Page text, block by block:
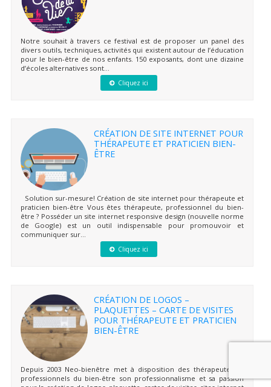
Notre souhait à travers ce festival est de proposer un panel des
divers outils, techniques, activités qui existent autour de l’éducation
pour le bien-être de nos enfants. 150 exposants, dont une dizaine
d’écoles alternatives sont...
Cliquez ici
CRÉATION DE SITE INTERNET POUR
THÉRAPEUTE ET PRATICIEN BIEN-
ÊTRE
Solution sur-mesure! Création de site internet pour thérapeute et
praticien bien-être Vous êtes thérapeute, professionnel du bien-
être ? Posséder un site internet responsive design (nouvelle norme
de Google) est un outil indispensable pour promouvoir et
communiquer sur...
Cliquez ici
CRÉATION DE LOGOS –
PLAQUETTES – CARTE DE VISITES
POUR THÉRAPEUTE ET PRATICIEN
BIEN-ÊTRE
Depuis 2003 Neo-bienêtre met à disposition des thérapeutes et
professionnels du bien-être son professionnalisme et sa passion